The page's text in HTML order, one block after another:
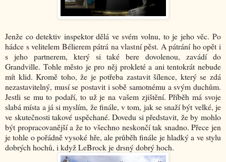
Jenže co detektiv inspektor dělá ve svém volnu, to je jeho věc. Po
hádce s velitelem Bélierem pátrá na vlastní pěst. A pátrání ho opět i
s jeho partnerem, který si také bere dovolenou, zavádí do
Grandville. Tohle město je pro něj prokleté a ani tentokrát nebude
mít klid. Kromě toho, že je potřeba zastavit šílence, který se zdá
nezastavitelný, musí se postavit i sobě samotnému a svým duchům.
Jestli se mu to podaří, to už je na vašem zjištění. Příběh má svoje
slabá místa a já si myslím, že finále, v tom, jak se snaží být velké, je
ve skutečnosti takové uspěchané. Dovedu si představit, že by mohlo
být propracovanější a že to všechno neskončí tak snadno. Přece jen
je tohle o pořádně vysoké hře, ale průběh finále je hladký a ve stylu
dobrých hochů, i když LeBrock je drsný dobrý hoch.